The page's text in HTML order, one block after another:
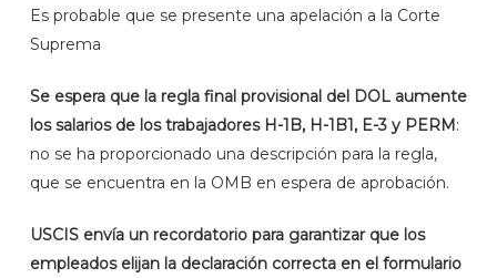
Es probable que se presente una apelación a la Corte
Suprema
Se espera que la regla final provisional del DOL aumente
los salarios de los trabajadores H-1B, H-1B1, E-3 y PERM:
no se ha proporcionado una descripción para la regla,
que se encuentra en la OMB en espera de aprobación.
USCIS envía un recordatorio para garantizar que los
empleados elijan la declaración correcta en el formulario